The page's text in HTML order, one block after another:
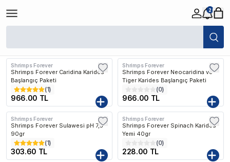
2
/
Shrimps Forever
Shrimps Forever Caridina Karides
Başlangıç Paketi
(1)
966.00 TL
Shrimps Forever
Shrimps Forever Neocaridina ve
Tiger Karides Başlangıç Paketi
(0)
966.00 TL
Shrimps Forever
Shrimps Forever Sulawesi pH 7,5
90gr
(1)
303.60 TL
Shrimps Forever
Shrimps Forever Spinach Karides
Yemi 40gr
(0)
228.00 TL